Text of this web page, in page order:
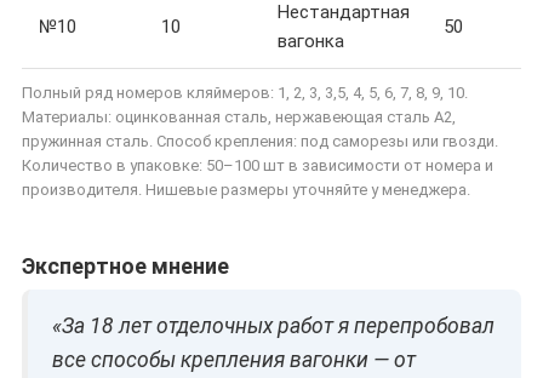
№10 10
Нестандартная
вагонка
50
Полный ряд номеров кляймеров: 1, 2, 3, 3,5, 4, 5, 6, 7, 8, 9, 10.
Материалы: оцинкованная сталь, нержавеющая сталь A2,
пружинная сталь. Способ крепления: под саморезы или гвозди.
Количество в упаковке: 50–100 шт в зависимости от номера и
производителя. Нишевые размеры уточняйте у менеджера.
Экспертное мнение
«За 18 лет отделочных работ я перепробовал
все способы крепления вагонки — от